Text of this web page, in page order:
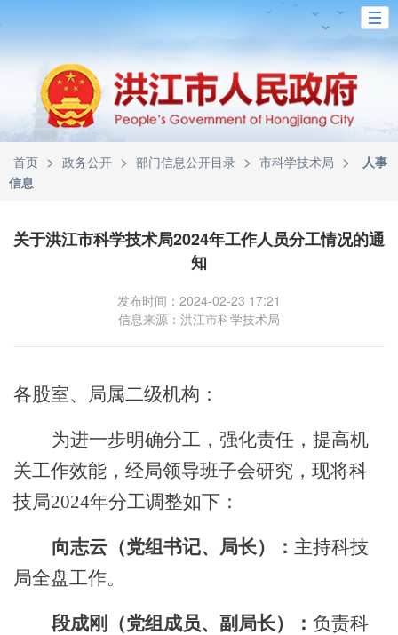
首页 > 政务公开 > 部门信息公开目录 > 市科学技术局 >
人事
信息
关于洪江市科学技术局2024年工作人员分工情况的通
知
发布时间：2024-02-23 17:21
信息来源：洪江市科学技术局
各股室、局属二级机构：
为进一步明确分工，强化责任，提高机
关工作效能，经局领导班子会研究，现将科
技局2024年分工调整如下：
向志云（党组书记、局长）： 主持科技
局全盘工作。
段成刚（党组成员、副局长）： 负责科